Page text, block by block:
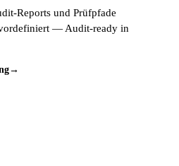
Reports und Prüfpfade
— Audit-ready in
→